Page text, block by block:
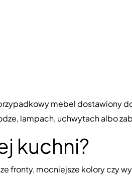
mebel dostawiony
lampach, uchwytach albo
kuchni?
fronty, mocniejsze kolory czy